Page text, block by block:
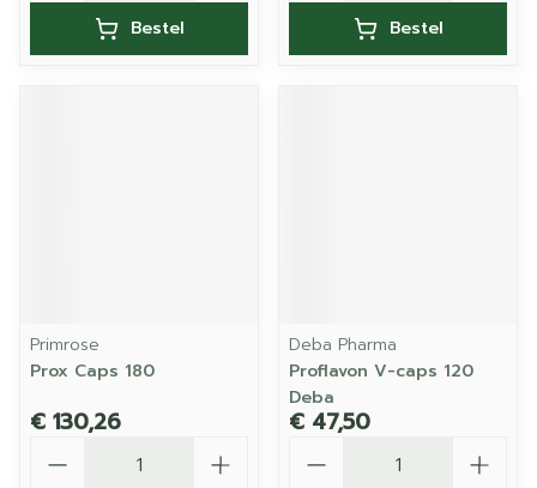
Bestel Bestel
Primrose
Prox Caps 180
€ 130,26
Deba Pharma
Proflavon V-caps 120
Deba
€ 47,50